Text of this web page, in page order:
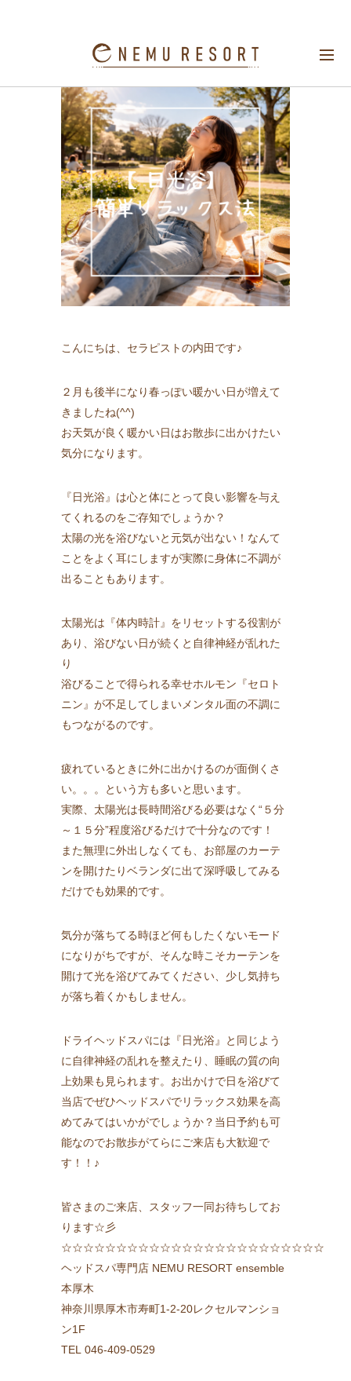
【日光浴】簡単リラックス法
こんにちは、セラピストの内田です♪
２月も後半になり春っぽい暖かい日が増えて
きましたね(^^)
お天気が良く暖かい日はお散歩に出かけたい
気分になります。
『日光浴』は心と体にとって良い影響を与え
てくれるのをご存知でしょうか？
太陽の光を浴びないと元気が出ない！なんて
ことをよく耳にしますが実際に身体に不調が
出ることもあります。
太陽光は『体内時計』をリセットする役割が
あり、浴びない日が続くと自律神経が乱れた
り
浴びることで得られる幸せホルモン『セロト
ニン』が不足してしまいメンタル面の不調に
もつながるのです。
疲れているときに外に出かけるのが面倒くさ
い。。。という方も多いと思います。
実際、太陽光は長時間浴びる必要はなく“５分
～１５分”程度浴びるだけで十分なのです！
また無理に外出しなくても、お部屋のカーテ
ンを開けたりベランダに出て深呼吸してみる
だけでも効果的です。
気分が落ちてる時ほど何もしたくないモード
になりがちですが、そんな時こそカーテンを
開けて光を浴びてみてください、少し気持ち
が落ち着くかもしません。
ドライヘッドスパには『日光浴』と同じよう
に自律神経の乱れを整えたり、睡眠の質の向
上効果も見られます。お出かけで日を浴びて
当店でぜひヘッドスパでリラックス効果を高
めてみてはいかがでしょうか？当日予約も可
能なのでお散歩がてらにご来店も大歓迎で
す！！♪
皆さまのご来店、スタッフ一同お待ちしてお
ります☆彡
☆☆☆☆☆☆☆☆☆☆☆☆☆☆☆☆☆☆☆☆☆☆☆☆
ヘッドスパ専門店 NEMU RESORT ensemble
本厚木
神奈川県厚木市寿町1-2-20レクセルマンショ
ン1F
TEL 046-409-0529